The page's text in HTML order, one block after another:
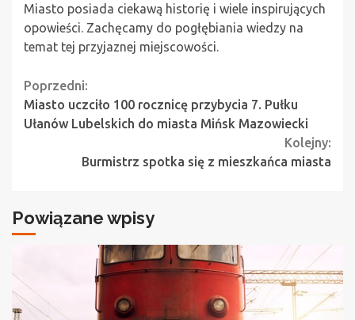
Miasto posiada ciekawą historię i wiele inspirujących
opowieści. Zachęcamy do pogłębiania wiedzy na
temat tej przyjaznej miejscowości.
Continue
Reading
Poprzedni:
Miasto uczciło 100 rocznicę przybycia 7. Pułku
Ułanów Lubelskich do miasta Mińsk Mazowiecki
Kolejny:
Burmistrz spotka się z mieszkańca miasta
Powiązane wpisy